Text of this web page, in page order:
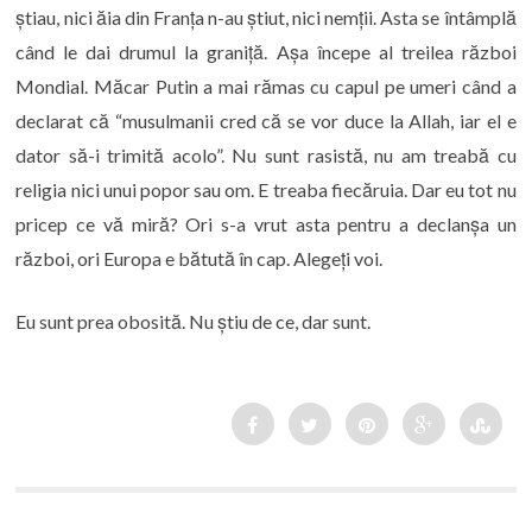
știau, nici ăia din Franța n-au știut, nici nemții. Asta se întâmplă
când le dai drumul la graniță. Așa începe al treilea război
Mondial. Măcar Putin a mai rămas cu capul pe umeri când a
declarat că “musulmanii cred că se vor duce la Allah, iar el e
dator să-i trimită acolo”. Nu sunt rasistă, nu am treabă cu
religia nici unui popor sau om. E treaba fiecăruia. Dar eu tot nu
pricep ce vă miră? Ori s-a vrut asta pentru a declanșa un
război, ori Europa e bătută în cap. Alegeți voi.
Eu sunt prea obosită. Nu știu de ce, dar sunt.